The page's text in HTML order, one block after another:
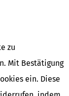
zu
Mit Bestätigung
ein. Diese
einmal
Unter